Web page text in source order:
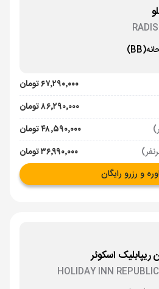
(BB)
۶۷٬۲۹۰٬۰۰۰ تومان
۸۶٬۲۹۰٬۰۰۰ تومان
۴۸٬۵۹۰٬۰۰۰ تومان
۳۶٬۹۹۰٬۰۰۰ تومان
و رزرو رایگان
ریپابلیک اسکوئر
HOLIDAY INN